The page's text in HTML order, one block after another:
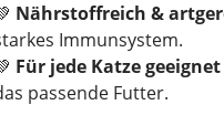
Nährstoffreich &
Immunsystem.
Für jede Katze geeignet
passende Futter.